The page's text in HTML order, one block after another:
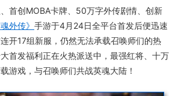
首创MOBA卡牌、50万字外传剧情、创新
魂外传》 手游于4月24日全平台首发后便迅速
开17组新服，仍然无法承载召唤师们的热
首发福利正在火热派送中，最强红将、十万
游戏，与召唤师们共战英魂大陆！